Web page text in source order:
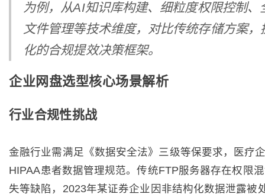
为例，从AI知识库构建、细粒度权限控制、
文件管理等技术维度，对比传统存储方案，
化的合规提效决策框架。
企业网盘选型核心场景解析
行业合规性挑战
金融行业需满足《数据安全法》三级等保要求，医疗
HIPAA患者数据管理规范。传统FTP服务器存在权限
失等缺陷，2023年某证券企业因非结构化数据泄露被